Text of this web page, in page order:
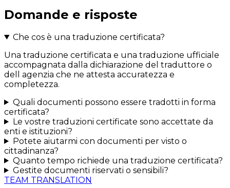
Domande e risposte
Che cos è una traduzione certificata?
Una traduzione certificata e una traduzione ufficiale
accompagnata dalla dichiarazione del traduttore o
dell agenzia che ne attesta accuratezza e
completezza.
Quali documenti possono essere tradotti in forma
certificata?
Le vostre traduzioni certificate sono accettate da
enti e istituzioni?
Potete aiutarmi con documenti per visto o
cittadinanza?
Quanto tempo richiede una traduzione certificata?
Gestite documenti riservati o sensibili?
TEAM TRANSLATION